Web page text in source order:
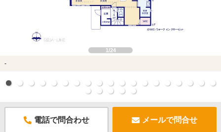
1/24
-
電話で問合わせ メールで問合せ